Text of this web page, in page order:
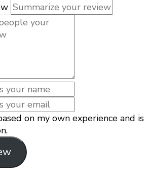
on my own experience and is